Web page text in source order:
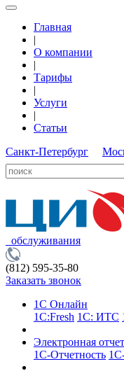
Главная
|
О компании
|
Тарифы
|
Услуги
|
Статьи
Санкт-Петербург
обслуживания
(812) 595-35-80
Заказать звонок
1С Онлайн
1С:Fresh 1С: ИТС
Электронная
1С-Отчетность